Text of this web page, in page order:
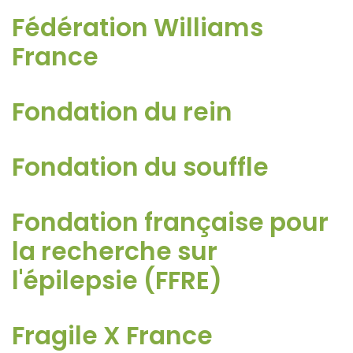
Fédération Williams
France
Fondation du rein
Fondation du souffle
Fondation française pour
la recherche sur
l'épilepsie (FFRE)
Fragile X France